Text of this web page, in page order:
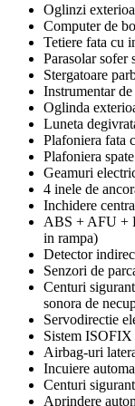
Oglinzi
Computer de
Tetiere fata cu
Parasolar sofer
Stergatoare
Instrumentar
Oglinda
Luneta
Plafoniera fata
Plafoniera spate
Geamuri
4 inele de
Inchidere
ABS + AFU +
in rampa)
Detector
Senzori de
Centuri
sonora de
Servodirectie
Sistem ISOFIX
Airbag-uri
Incuiere
Centuri
Aprindere